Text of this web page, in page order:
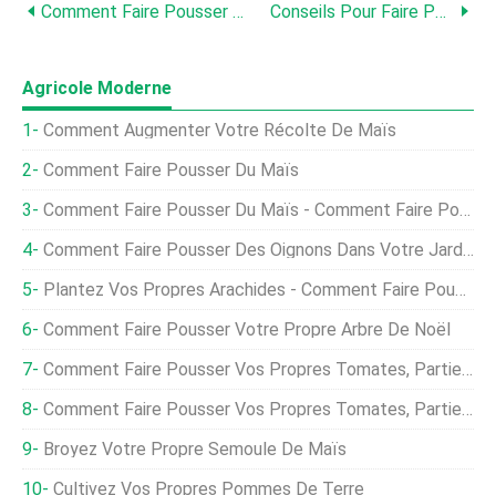
Comment Faire Pousser Du Maïs Sucré Dans Le Jardin Conseils Pour Faire Pousser Du Maïs À L'intérieur
Agricole Moderne
Comment Augmenter Votre Récolte De Maïs
Comment Faire Pousser Du Maïs
Comment Faire Pousser Du Maïs - Comment Faire Pousser Votre Propre Maïs
Comment Faire Pousser Des Oignons Dans Votre Jardin
Plantez Vos Propres Arachides - Comment Faire Pousser Des Arachides
Comment Faire Pousser Votre Propre Arbre De Noël
Comment Faire Pousser Vos Propres Tomates, Partie 5 :Récolte
Comment Faire Pousser Vos Propres Tomates, Partie 2 :Transplantation
Broyez Votre Propre Semoule De Maïs
Cultivez Vos Propres Pommes De Terre